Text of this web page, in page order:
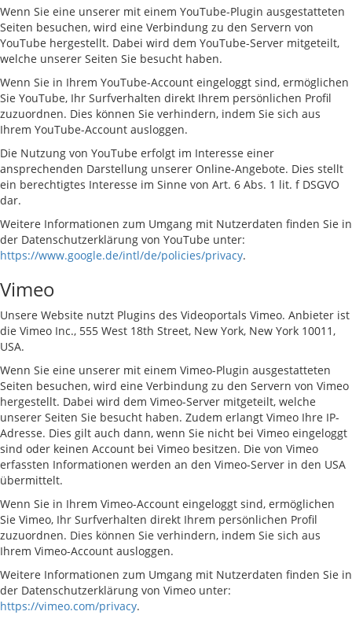
Wenn Sie eine unserer mit einem YouTube-Plugin ausgestatteten
Seiten besuchen, wird eine Verbindung zu den Servern von
YouTube hergestellt. Dabei wird dem YouTube-Server mitgeteilt,
welche unserer Seiten Sie besucht haben.
Wenn Sie in Ihrem YouTube-Account eingeloggt sind, ermöglichen
Sie YouTube, Ihr Surfverhalten direkt Ihrem persönlichen Profil
zuzuordnen. Dies können Sie verhindern, indem Sie sich aus
Ihrem YouTube-Account ausloggen.
Die Nutzung von YouTube erfolgt im Interesse einer
ansprechenden Darstellung unserer Online-Angebote. Dies stellt
ein berechtigtes Interesse im Sinne von Art. 6 Abs. 1 lit. f DSGVO
dar.
Weitere Informationen zum Umgang mit Nutzerdaten finden Sie in
der Datenschutzerklärung von YouTube unter:
https://www.google.de/intl/de/policies/privacy.
Vimeo
Unsere Website nutzt Plugins des Videoportals Vimeo. Anbieter ist
die Vimeo Inc., 555 West 18th Street, New York, New York 10011,
USA.
Wenn Sie eine unserer mit einem Vimeo-Plugin ausgestatteten
Seiten besuchen, wird eine Verbindung zu den Servern von Vimeo
hergestellt. Dabei wird dem Vimeo-Server mitgeteilt, welche
unserer Seiten Sie besucht haben. Zudem erlangt Vimeo Ihre IP-
Adresse. Dies gilt auch dann, wenn Sie nicht bei Vimeo eingeloggt
sind oder keinen Account bei Vimeo besitzen. Die von Vimeo
erfassten Informationen werden an den Vimeo-Server in den USA
übermittelt.
Wenn Sie in Ihrem Vimeo-Account eingeloggt sind, ermöglichen
Sie Vimeo, Ihr Surfverhalten direkt Ihrem persönlichen Profil
zuzuordnen. Dies können Sie verhindern, indem Sie sich aus
Ihrem Vimeo-Account ausloggen.
Weitere Informationen zum Umgang mit Nutzerdaten finden Sie in
der Datenschutzerklärung von Vimeo unter:
https://vimeo.com/privacy.